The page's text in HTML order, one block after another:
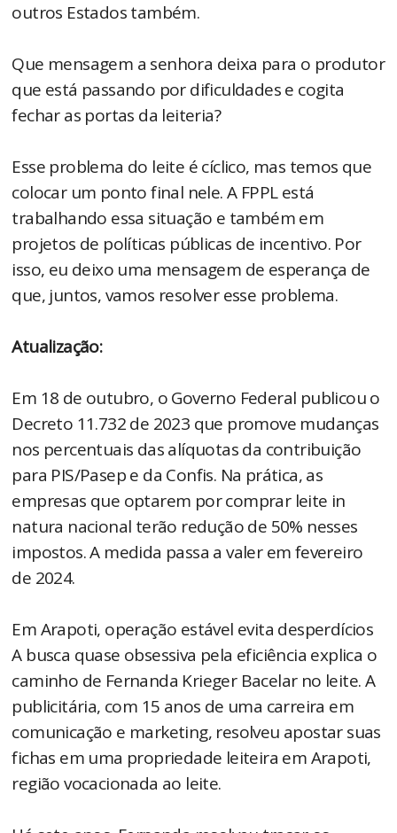
outros Estados também.
Que mensagem a senhora deixa para o produtor
que está passando por dificuldades e cogita
fechar as portas da leiteria?
Esse problema do leite é cíclico, mas temos que
colocar um ponto final nele. A FPPL está
trabalhando essa situação e também em
projetos de políticas públicas de incentivo. Por
isso, eu deixo uma mensagem de esperança de
que, juntos, vamos resolver esse problema.
Atualização:
Em 18 de outubro, o Governo Federal publicou o
Decreto 11.732 de 2023 que promove mudanças
nos percentuais das alíquotas da contribuição
para PIS/Pasep e da Confis. Na prática, as
empresas que optarem por comprar leite in
natura nacional terão redução de 50% nesses
impostos. A medida passa a valer em fevereiro
de 2024.
Em Arapoti, operação estável evita desperdícios
A busca quase obsessiva pela eficiência explica o
caminho de Fernanda Krieger Bacelar no leite. A
publicitária, com 15 anos de uma carreira em
comunicação e marketing, resolveu apostar suas
fichas em uma propriedade leiteira em Arapoti,
região vocacionada ao leite.